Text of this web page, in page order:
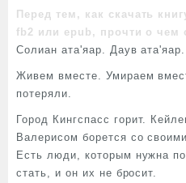
Перед тем, как скачать
fb2 или epub, прочти о чем
Солиан ата'яар. Даув
Живем вместе. Умираем
потеряли.
Город Кингспаcс горит.
Валерисом борется со
Есть люди, которым нужна
стать, и он их не бросит.